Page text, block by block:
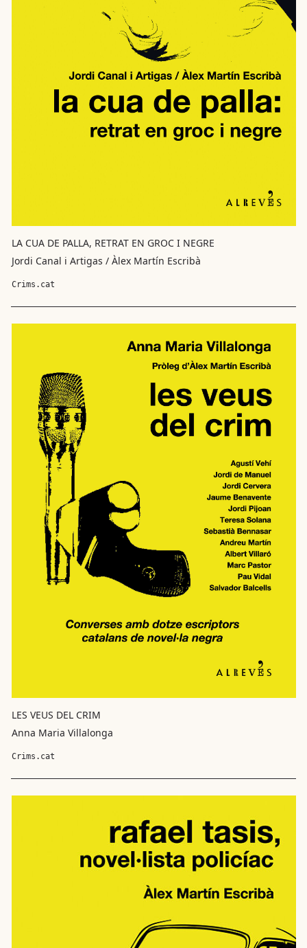
LA CUA DE PALLA, RETRAT EN GROC I NEGRE
Jordi Canal i Artigas / Àlex Martín Escribà
Crims.cat
LES VEUS DEL CRIM
Anna Maria Villalonga
Crims.cat